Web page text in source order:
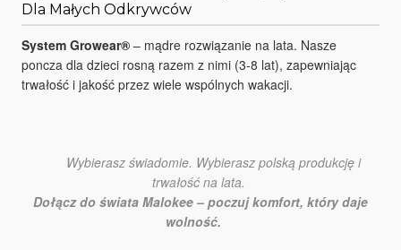
Dla Małych Odkrywców
System Growear® – mądre rozwiązanie na lata. Nasze
poncza dla dzieci rosną razem z nimi (3-8 lat), zapewniając
trwałość i jakość przez wiele wspólnych wakacji.
Wybierasz świadomie. Wybierasz polską produkcję i
trwałość na lata.
Dołącz do świata Malokee – poczuj komfort, który daje
wolność.